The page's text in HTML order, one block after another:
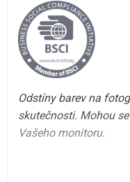
Odstíny barev na
skutečnosti. Mohou
Vašeho monitoru.